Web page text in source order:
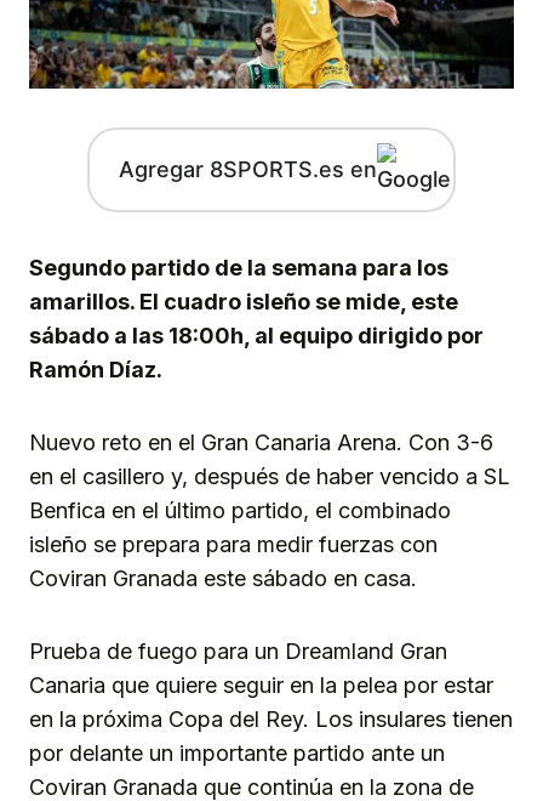
Agregar 8SPORTS.es en
Segundo partido de la semana para los
amarillos. El cuadro isleño se mide, este
sábado a las 18:00h, al equipo dirigido por
Ramón Díaz.
Nuevo reto en el Gran Canaria Arena. Con 3-6
en el casillero y, después de haber vencido a SL
Benfica en el último partido, el combinado
isleño se prepara para medir fuerzas con
Coviran Granada este sábado en casa.
Prueba de fuego para un Dreamland Gran
Canaria que quiere seguir en la pelea por estar
en la próxima Copa del Rey. Los insulares tienen
por delante un importante partido ante un
Coviran Granada que continúa en la zona de